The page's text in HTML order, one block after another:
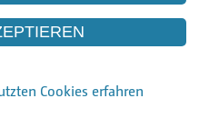
Cookies erfahren